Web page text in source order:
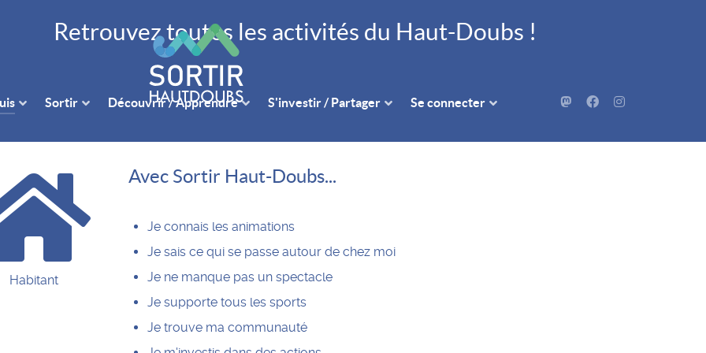
Retrouvez toutes les activités du Haut-Doubs !
Sortir Découvrir / Apprendre S'investir / Partager Se connecter
Habitant
Avec Sortir Haut-Doubs...
Je connais les animations
Je sais ce qui se passe autour de chez moi
Je ne manque pas un spectacle
Je supporte tous les sports
Je trouve ma communauté